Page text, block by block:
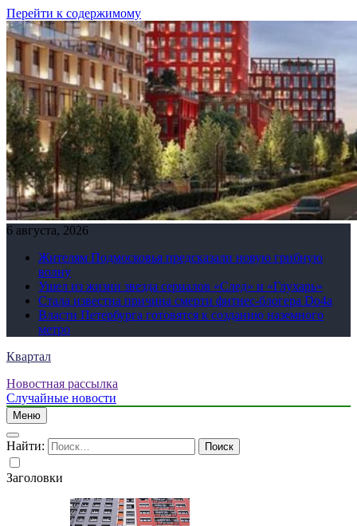
Перейти к содержимому
6 августа, 2026
Жителям Подмосковья предсказали новую грибную
волну
Ушел из жизни звезда сериалов «След» и «Глухарь»
Стала известна причина смерти фитнес-блогера Do4а
Власти Петербурга готовятся к созданию наземного
метро
Квартал
Новостная рассылка
Случайные новости
Меню
Найти:
Заголовки